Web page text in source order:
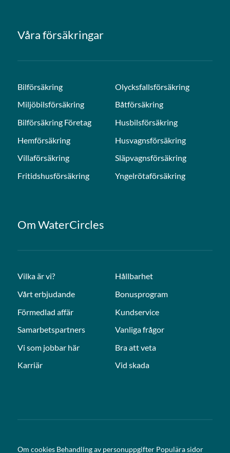
Våra försäkringar
Bilförsäkring
Miljöbilsförsäkring
Bilförsäkring Företag
Hemförsäkring
Villaförsäkring
Fritidshusförsäkring
Olycksfallsförsäkring
Båtförsäkring
Husbilsförsäkring
Husvagnsförsäkring
Släpvagnsförsäkring
Yngelrötaförsäkring
Om WaterCircles
Vilka är vi?
Vårt erbjudande
Förmedlad affär
Samarbetspartners
Vi som jobbar här
Karriär
Hållbarhet
Bonusprogram
Kundservice
Vanliga frågor
Bra att veta
Vid skada
Om cookies Behandling av personuppgifter Populära sidor